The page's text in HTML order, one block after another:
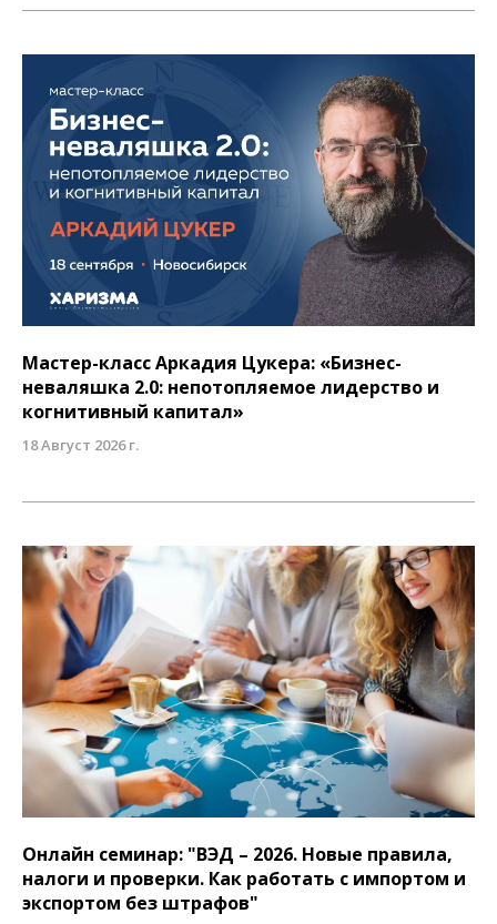
Мастер-класс Аркадия Цукера: «Бизнес-
неваляшка 2.0: непотопляемое лидерство и
когнитивный капитал»
18 Август 2026 г.
Онлайн семинар: "ВЭД – 2026. Новые правила,
налоги и проверки. Как работать с импортом и
экспортом без штрафов"